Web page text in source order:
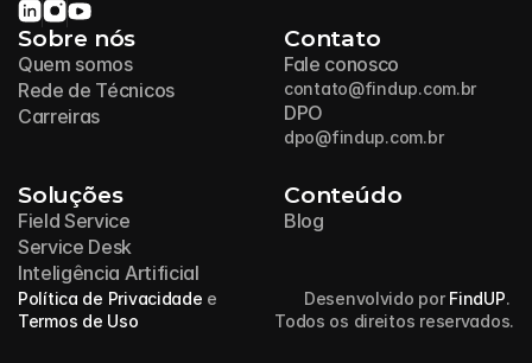
Sobre nós
Quem somos
Rede de Técnicos
Carreiras
Contato
Fale conosco
contato@findup.com.br
DPO
dpo@findup.com.br
Soluções
Field Service
Service Desk
Inteligência Artificial
Conteúdo
Blog
Política de Privacidade
Termos de Uso
Desenvolvido por FindUP.
Todos os direitos reservados.